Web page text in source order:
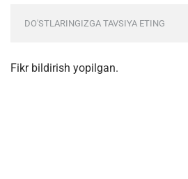
DO'STLARINGIZGA TAVSIYA ETING
Fikr bildirish yopilgan.